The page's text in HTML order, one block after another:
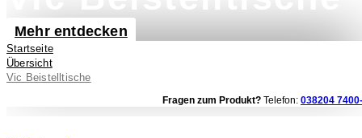
Mehr entdecken
Startseite
Übersicht
Vic Beistelltische
Fragen zum Produkt? Telefon: 038204